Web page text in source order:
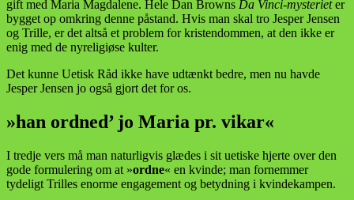
gift med Maria Magdalene. Hele Dan Browns Da Vinci-mysterieter
bygget op omkring denne påstand. Hvis man skal tro Jesper Jensen
og Trille, er det altså et problem for kristendommen, at den ikke er
enig med de nyreligiøse kulter.
Det kunne Uetisk Råd ikke have udtænkt bedre, men nu havde
Jesper Jensen jo også gjort det for os.
»han ordned’ jo Maria pr. vikar«
I tredje vers må man naturligvis glædes i sit uetiske hjerte over den
gode formulering om at »ordne« en kvinde; man fornemmer
tydeligt Trilles enorme engagement og betydning i kvindekampen.